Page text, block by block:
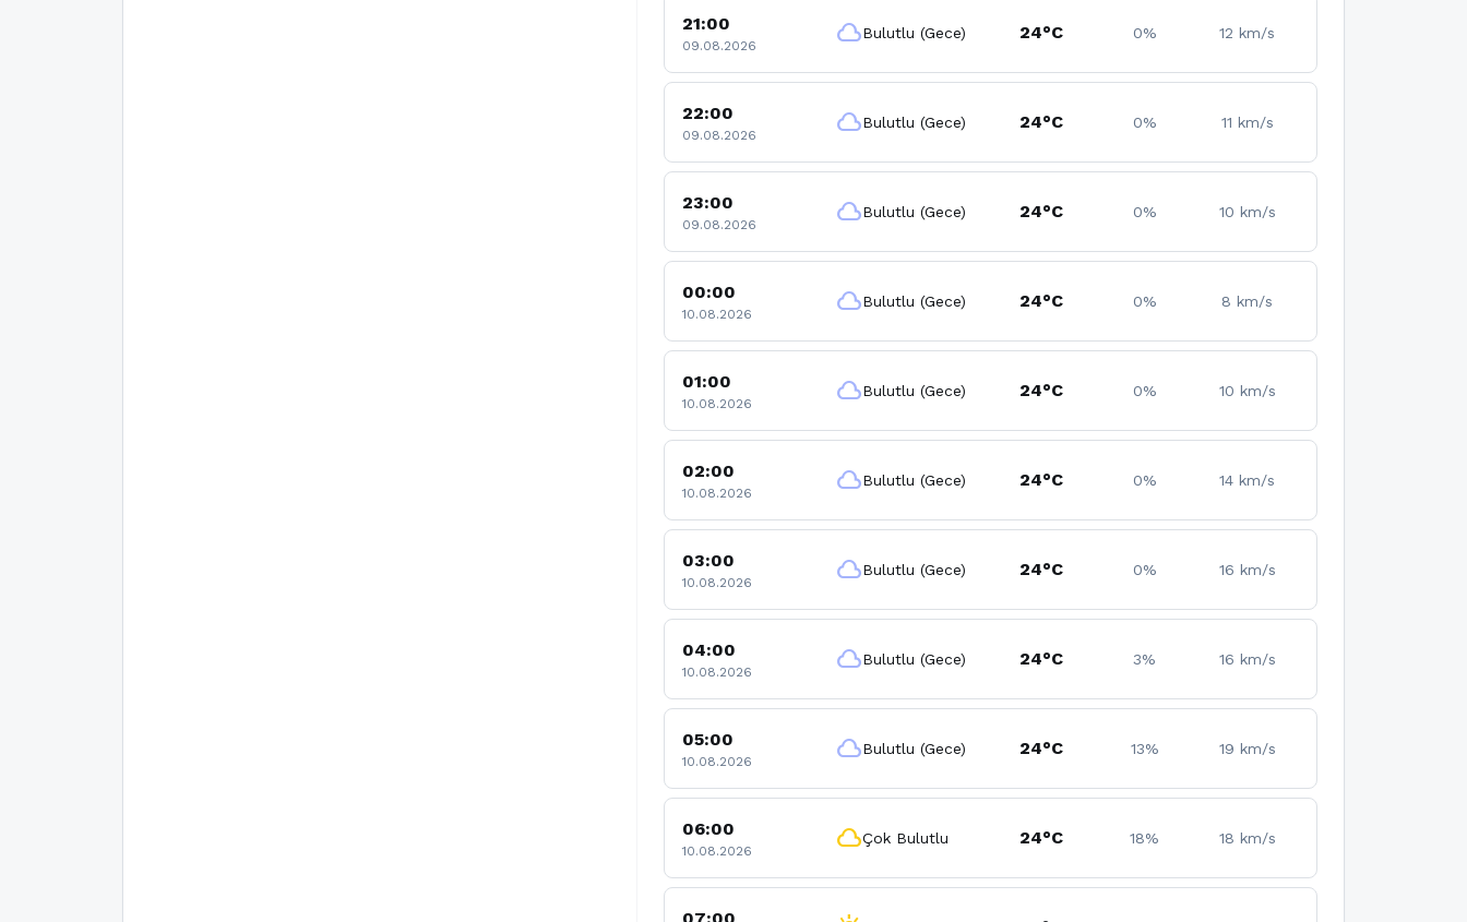
21:00
09.08.2026 cloudBulutlu (Gece) 24°C 0% 12 km/s
22:00
09.08.2026 cloudBulutlu (Gece) 24°C 0% 11 km/s
23:00
09.08.2026 cloudBulutlu (Gece) 24°C 0% 10 km/s
00:00
10.08.2026 cloudBulutlu (Gece) 24°C 0% 8 km/s
01:00
10.08.2026 cloudBulutlu (Gece) 24°C 0% 10 km/s
02:00
10.08.2026 cloudBulutlu (Gece) 24°C 0% 14 km/s
03:00
10.08.2026 cloudBulutlu (Gece) 24°C 0% 16 km/s
04:00
10.08.2026 cloudBulutlu (Gece) 24°C 3% 16 km/s
05:00
10.08.2026 cloudBulutlu (Gece) 24°C 13% 19 km/s
06:00
10.08.2026 cloudÇok Bulutlu 24°C 18% 18 km/s